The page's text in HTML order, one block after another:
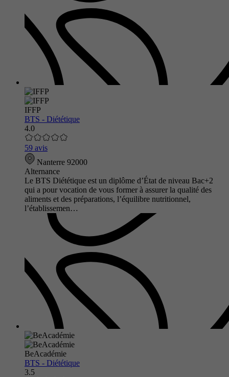
IFFP
BTS - Diététique
4.0
59 avis
Nanterre 92000
Alternance
Le BTS Diététique est un diplôme d’État de niveau Bac+2
qui a pour vocation de vous former à assurer la qualité des
aliments et des préparations, l’équilibre nutritionnel,
l’établissemen…
BeAcadémie
BTS - Diététique
3.5